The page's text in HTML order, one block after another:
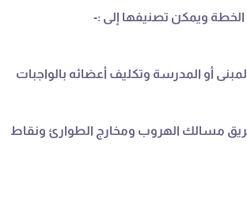
ويمكن تصنيفها إلى :-
أو المدرسة وتكليف أعضائه بالواجبات